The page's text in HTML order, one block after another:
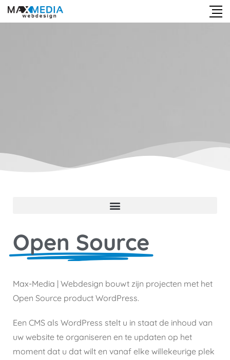
Open Source
Max-Media | Webdesign bouwt zijn projecten met het
Open Source product WordPress.
Een CMS als WordPress stelt u in staat de inhoud van
uw website te organiseren en te updaten op het
moment dat u dat wilt en vanaf elke willekeurige plek